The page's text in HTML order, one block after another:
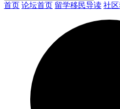
首页 论坛首页 留学移民导读 社